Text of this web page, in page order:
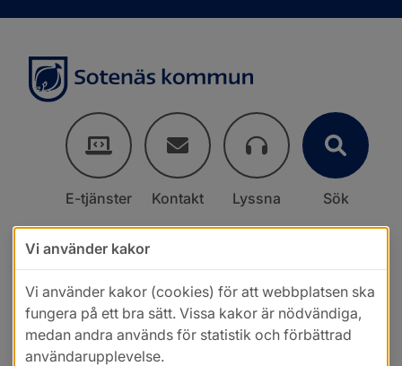
E-tjänster Kontakt Lyssna Sök
Vi använder kakor
Vi använder kakor (cookies) för att webbplatsen ska
fungera på ett bra sätt. Vissa kakor är nödvändiga,
medan andra används för statistik och förbättrad
användarupplevelse.